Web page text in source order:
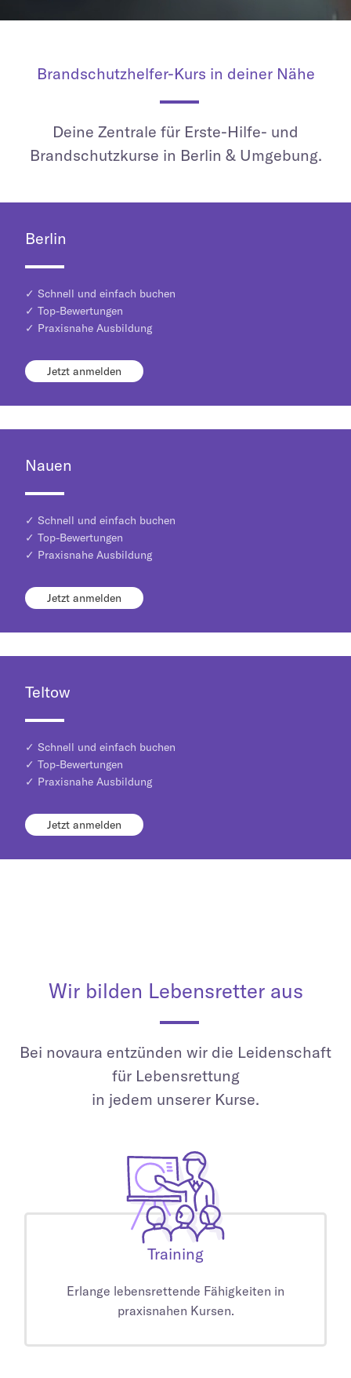
Brandschutzhelfer-Kurs in deiner Nähe
Deine Zentrale für Erste-Hilfe- und
Brandschutzkurse in Berlin & Umgebung.
Berlin
✓ Schnell und einfach buchen
✓ Top-Bewertungen
✓ Praxisnahe Ausbildung
Jetzt anmelden
Nauen
✓ Schnell und einfach buchen
✓ Top-Bewertungen
✓ Praxisnahe Ausbildung
Jetzt anmelden
Teltow
✓ Schnell und einfach buchen
✓ Top-Bewertungen
✓ Praxisnahe Ausbildung
Jetzt anmelden
Wir bilden Lebensretter aus
Bei novaura entzünden wir die Leidenschaft
für Lebensrettung
in jedem unserer Kurse.
Training
Erlange lebensrettende Fähigkeiten in
praxisnahen Kursen.